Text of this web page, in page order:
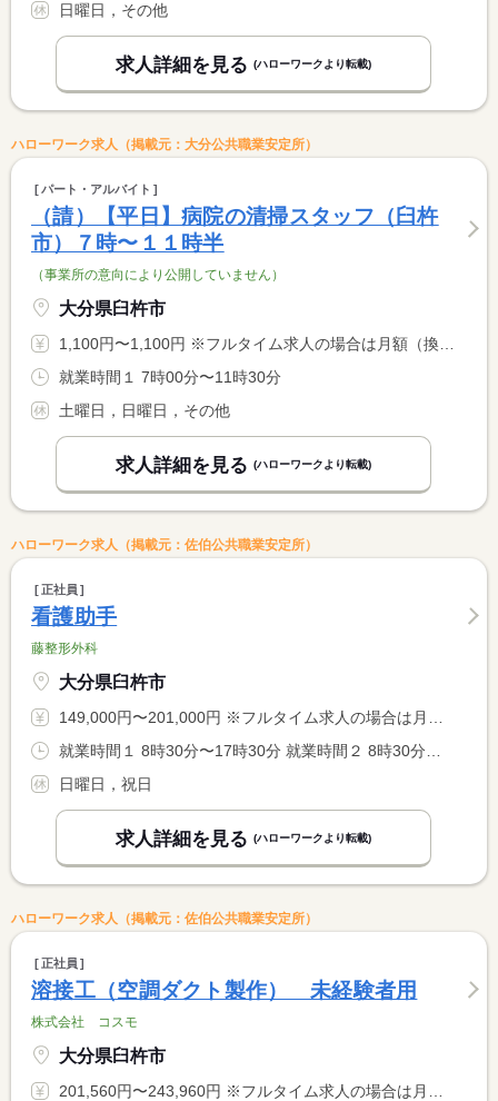
日曜日，その他
求人詳細を見る (ハローワークより転載)
ハローワーク求人（掲載元：大分公共職業安定所）
パート・アルバイト
（請）【平日】病院の清掃スタッフ（臼杵
市）７時〜１１時半
（事業所の意向により公開していません）
大分県臼杵市
1,100円〜1,100円 ※フルタイム求人の場合は月額（換算額）、パート求人の場合は時間額を表示しています。
就業時間１ 7時00分〜11時30分
土曜日，日曜日，その他
求人詳細を見る (ハローワークより転載)
ハローワーク求人（掲載元：佐伯公共職業安定所）
正社員
看護助手
藤整形外科
大分県臼杵市
149,000円〜201,000円 ※フルタイム求人の場合は月額（換算額）、パート求人の場合は時間額を表示しています。
日曜日，祝日
求人詳細を見る (ハローワークより転載)
ハローワーク求人（掲載元：佐伯公共職業安定所）
正社員
溶接工（空調ダクト製作） 未経験者用
株式会社 コスモ
大分県臼杵市
201,560円〜243,960円 ※フルタイム求人の場合は月額（換算額）、パート求人の場合は時間額を表示しています。